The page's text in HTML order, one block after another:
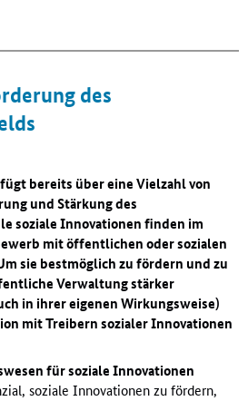
des
bereits über eine Vielzahl von
und Stärkung des
soziale Innovationen finden im
mit öffentlichen oder sozialen
sie bestmöglich zu fördern und zu
Verwaltung stärker
in ihrer eigenen Wirkungsweise)
mit Treibern sozialer Innovationen
für soziale Innovationen
soziale Innovationen zu fördern,